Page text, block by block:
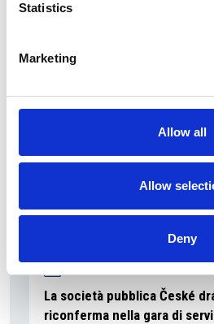
Statistics
Marketing
Allow all
Allow
Deny
La Škoda avvia la produzione
La società pubblica České
riconferma nella gara di